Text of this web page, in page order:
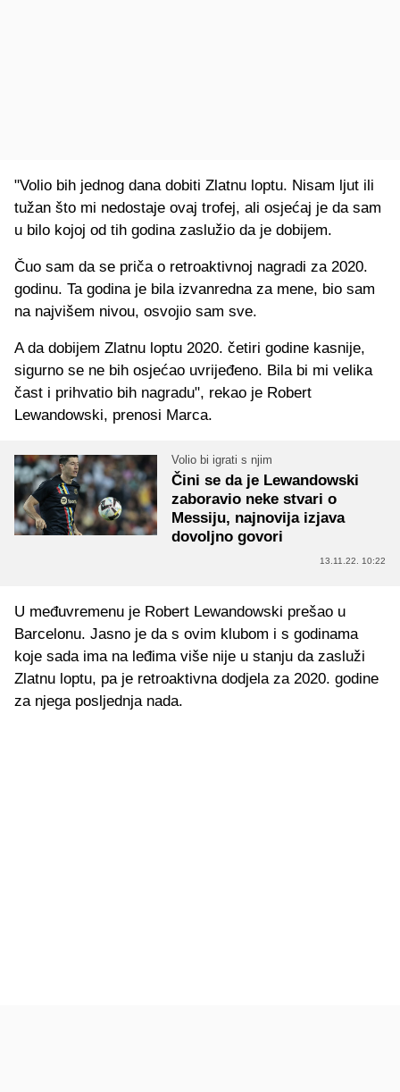
"Volio bih jednog dana dobiti Zlatnu loptu. Nisam ljut ili
tužan što mi nedostaje ovaj trofej, ali osjećaj je da sam
u bilo kojoj od tih godina zaslužio da je dobijem.
Čuo sam da se priča o retroaktivnoj nagradi za 2020.
godinu. Ta godina je bila izvanredna za mene, bio sam
na najvišem nivou, osvojio sam sve.
A da dobijem Zlatnu loptu 2020. četiri godine kasnije,
sigurno se ne bih osjećao uvrijeđeno. Bila bi mi velika
čast i prihvatio bih nagradu", rekao je Robert
Lewandowski, prenosi Marca.
Volio bi igrati s njim
Čini se da je Lewandowski
zaboravio neke stvari o
Messiju, najnovija izjava
dovoljno govori
13.11.22. 10:22
U međuvremenu je Robert Lewandowski prešao u
Barcelonu. Jasno je da s ovim klubom i s godinama
koje sada ima na leđima više nije u stanju da zasluži
Zlatnu loptu, pa je retroaktivna dodjela za 2020. godine
za njega posljednja nada.